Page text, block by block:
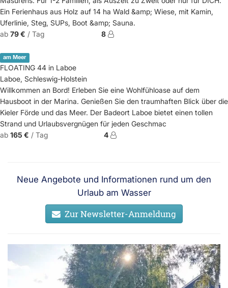
Ein Ferienhaus aus Holz auf 14 ha Wald &amp; Wiese, mit Kamin,
Uferlinie, Steg, SUPs, Boot &amp; Sauna.
ab 79 € / Tag 8
am Meer
FLOATING 44 in Laboe
Laboe, Schleswig-Holstein
Willkommen an Bord! Erleben Sie eine Wohlfühloase auf dem
Hausboot in der Marina. Genießen Sie den traumhaften Blick über die
Kieler Förde und das Meer. Der Badeort Laboe bietet einen tollen
Strand und Urlaubsvergnügen für jeden Geschmac
ab 165 € / Tag 4
Neue Angebote und Informationen rund um den
Urlaub am Wasser
Zur Newsletter-Anmeldung